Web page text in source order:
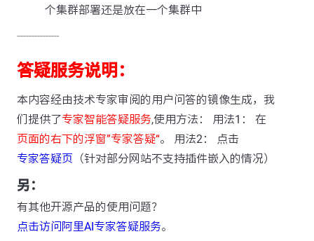
个集群部署还是放在一个集群中
---------------
答疑服务说明：
本内容经由技术专家审阅的用户问答的镜像生成，我
们提供了专家智能答疑服务,使用方法： 用法1： 在
页面的右下的浮窗”专家答疑“。 用法2： 点击
专家答疑页 （针对部分网站不支持插件嵌入的情况）
另：
有其他开源产品的使用问题？
点击访问阿里AI专家答疑服务。